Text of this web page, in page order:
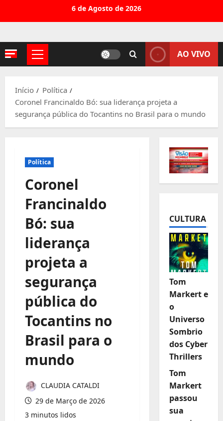
conteúdo
6 de Agosto de 2026
Menu
AO VIVO
Início
Política
Coronel Francinaldo Bó: sua liderança projeta a
segurança pública do Tocantins no Brasil para o mundo
Política
Coronel
Francinaldo
Bó: sua
liderança
projeta a
segurança
pública do
Tocantins no
Brasil para o
mundo
CLAUDIA CATALDI
29 de Março de 2026
3 minutos lidos
CULTURA
Tom
Markert e
o
Universo
Sombrio
dos Cyber
Thrillers
Tom
Markert
passou
sua